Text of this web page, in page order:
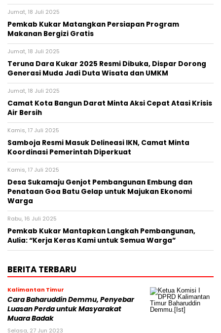
Jumat, 18 Juli 2025
Pemkab Kukar Matangkan Persiapan Program
Makanan Bergizi Gratis
Jumat, 18 Juli 2025
Teruna Dara Kukar 2025 Resmi Dibuka, Dispar Dorong
Generasi Muda Jadi Duta Wisata dan UMKM
Jumat, 18 Juli 2025
Camat Kota Bangun Darat Minta Aksi Cepat Atasi Krisis
Air Bersih
Kamis, 17 Juli 2025
Samboja Resmi Masuk Delineasi IKN, Camat Minta
Koordinasi Pemerintah Diperkuat
Kamis, 17 Juli 2025
Desa Sukamaju Genjot Pembangunan Embung dan
Penataan Goa Batu Gelap untuk Majukan Ekonomi
Warga
Rabu, 16 Juli 2025
Pemkab Kukar Mantapkan Langkah Pembangunan,
Aulia: “Kerja Keras Kami untuk Semua Warga”
BERITA TERBARU
Kalimantan Timur
Cara Baharuddin Demmu, Penyebar
Luasan Perda untuk Masyarakat
Muara Badak
Selasa, 27 Jun 2023